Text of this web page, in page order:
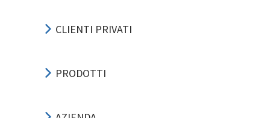
CLIENTI PRIVATI
PRODOTTI